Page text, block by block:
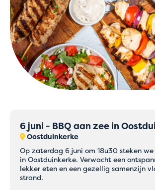
6 juni - BBQ aan zee in
Oostduinkerke
Op zaterdag 6 juni om 18u30 steken we
in Oostduinkerke. Verwacht een
lekker eten en een gezellig samenzijn
strand.